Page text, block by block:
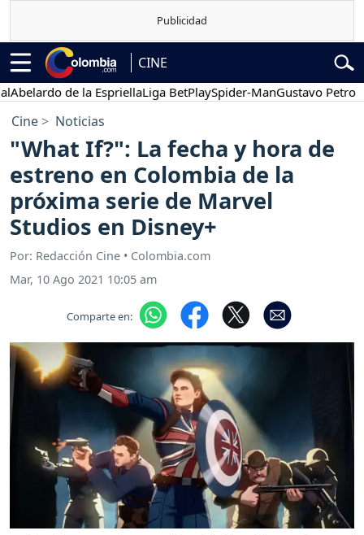
CINE
de la EspriellaLiga BetPlaySpider-ManGustavo Petro
Cine Noticias
"What If?": La fecha y hora de
estreno en Colombia de la
próxima serie de Marvel
Studios en Disney+
Por: Redacción Cine • Colombia.com
Mar, 10 Ago 2021 10:05 am
Comparte en: